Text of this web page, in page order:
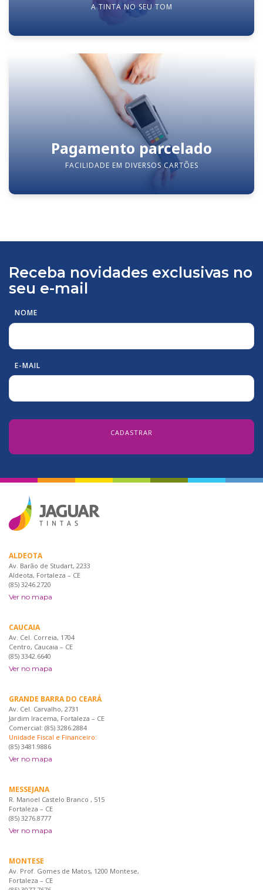
A TINTA NO SEU TOM
Pagamento parcelado
FACILIDADE EM DIVERSOS CARTÕES
Receba novidades exclusivas no
seu e-mail
NOME
E-MAIL
ALDEOTA
Av. Barão de Studart, 2233
Aldeota, Fortaleza – CE
(85) 3246.2720
Ver no mapa
CAUCAIA
Av. Cel. Correia, 1704
Centro, Caucaia – CE
(85) 3342.6640
Ver no mapa
GRANDE BARRA DO CEARÁ
Av. Cel. Carvalho, 2731
Jardim Iracema, Fortaleza – CE
Comercial: (85) 3286.2884
Unidade Fiscal e Financeiro:
(85) 3481.9886
Ver no mapa
MESSEJANA
R. Manoel Castelo Branco , 515
Fortaleza – CE
(85) 3276.8777
Ver no mapa
MONTESE
Av. Prof. Gomes de Matos, 1200 Montese,
Fortaleza – CE